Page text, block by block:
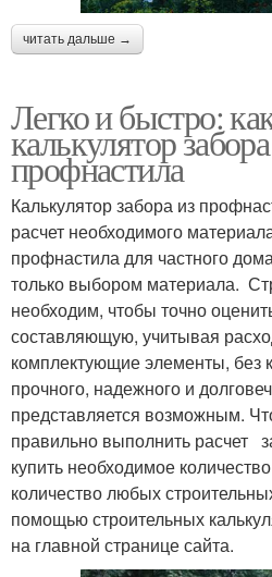
читать дальше →
Легко и быстро:
калькулятор
профнастила
Калькулятор забора из
расчет необходимого
профнастила для частного
только выбором материала.
необходим, чтобы точно
составляющую, учитывая
комплектующие элементы, без
прочного, надежного и
представляется возможным.
правильно выполнить расчет
купить необходимое
количество любых
помощью строительных
на главной странице сайта.